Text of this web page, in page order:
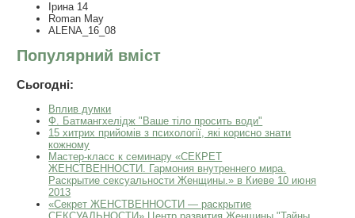
Ірина 14
Roman May
ALENA_16_08
Популярний вміст
Сьогодні:
Вплив думки
Ф. Батмангхелідж "Ваше тіло просить води"
15 хитрих прийомів з психології, які корисно знати
кожному
Мастер-класс к семинару «СЕКРЕТ
ЖЕНСТВЕННОСТИ. Гармония внутреннего мира.
Раскрытие сексуальности Женщины.» в Киеве 10 июня
2013
«Секрет ЖЕНСТВЕННОСТИ — раскрытие